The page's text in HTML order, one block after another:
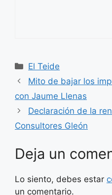
Categorías
El Teide
Mito de bajar los
con Jaume Llenas
Declaración de la
Consultores Gleón
Deja un
Lo siento, debes estar
un comentario.